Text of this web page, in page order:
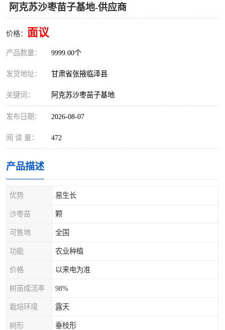
阿克苏沙枣苗子基地-供应商
价格： 面议
产品数量： 9999.00个
发货地址： 甘肃省张掖临泽县
关键词： 阿克苏沙枣苗子基地
发布日期： 2026-08-07
阅 读 量： 472
产品描述
优势 易生长
沙枣苗 颗
可售地 全国
功能 农业种植
价格 以来电为准
树苗成活率 98%
栽培环境 露天
树形 垂枝形